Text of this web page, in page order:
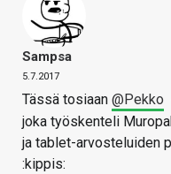
Sampsa
5.7.2017
Tässä tosiaan @Pekko
joka työskenteli
ja tablet-arvosteluiden
:kippis: